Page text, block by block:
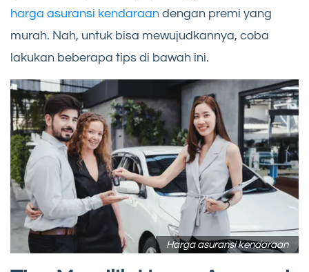
harga asuransi kendaraan dengan premi yang
murah. Nah, untuk bisa mewujudkannya, coba
lakukan beberapa tips di bawah ini.
Harga asuransi kendaraan